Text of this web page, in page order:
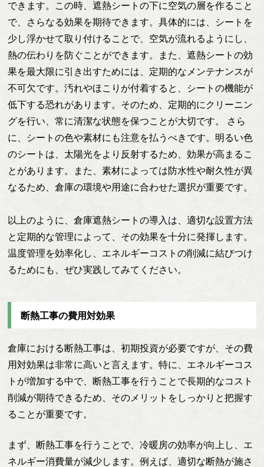
できます。この時、遮熱シートの下に空気の層を作ること
で、さらなる効果を期待できます。具体的には、シートを
少し浮かせて取り付けることで、空気が流れるようにし、
熱の伝わりを防ぐことができます。また、遮熱シートの効
果を最大限に引き出すためには、定期的なメンテナンスが
不可欠です。汚れやほこりが付着すると、シートの機能が
低下する恐れがあります。そのため、定期的にクリーニン
グを行い、常に清潔な状態を保つことが大切です。 さら
に、シートの色や素材にも注意を払うべきです。明るい色
のシートは、太陽光をより反射するため、効果が高まるこ
とがあります。また、素材によっては防水性や耐久性が異
なるため、倉庫の環境や用途に合わせた選択が重要です。
以上のように、倉庫遮熱シートの導入は、適切な設置方法
と定期的な管理によって、その効果を十分に発揮します。
温度管理を効率化し、エネルギーコストの削減に結びつけ
るためにも、ぜひ実践してみてください。
断熱工事の費用対効果
倉庫における断熱工事は、初期投資が必要ですが、その費
用対効果は非常に高いと言えます。特に、エネルギーコス
トが増加する中で、断熱工事を行うことで長期的なコスト
削減が期待できるため、そのメリットをしっかりと把握す
ることが重要です。
まず、断熱工事を行うことで、冷暖房の効率が向上し、エ
ネルギー消費量が減少します。例えば、適切な断熱が施さ